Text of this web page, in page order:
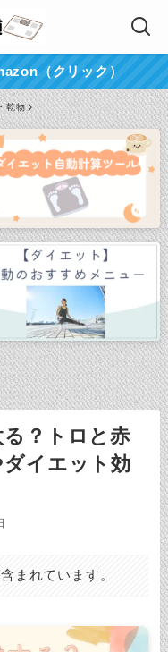
（クリック）
乾物
？トロと赤
イエット効
まれています。